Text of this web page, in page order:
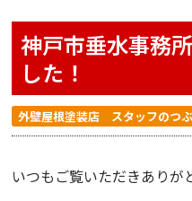
神戸市垂水事務
した！
外壁屋根塗装店 スタッフのつ
いつもご覧いただきありが